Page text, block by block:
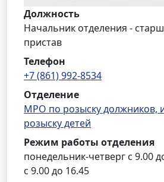
Должность
Начальник отделения -
пристав
Телефон
+7 (861) 992-8534
Отделение
МРО по розыску должников,
розыску детей
Режим работы отделения
понедельник-четверг с 9.00
с 9.00 до 16.45